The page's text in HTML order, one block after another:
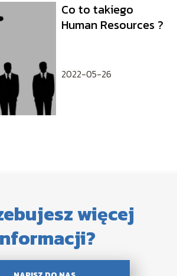
Co to takiego
Human Resources ?
2022-05-26
więcej